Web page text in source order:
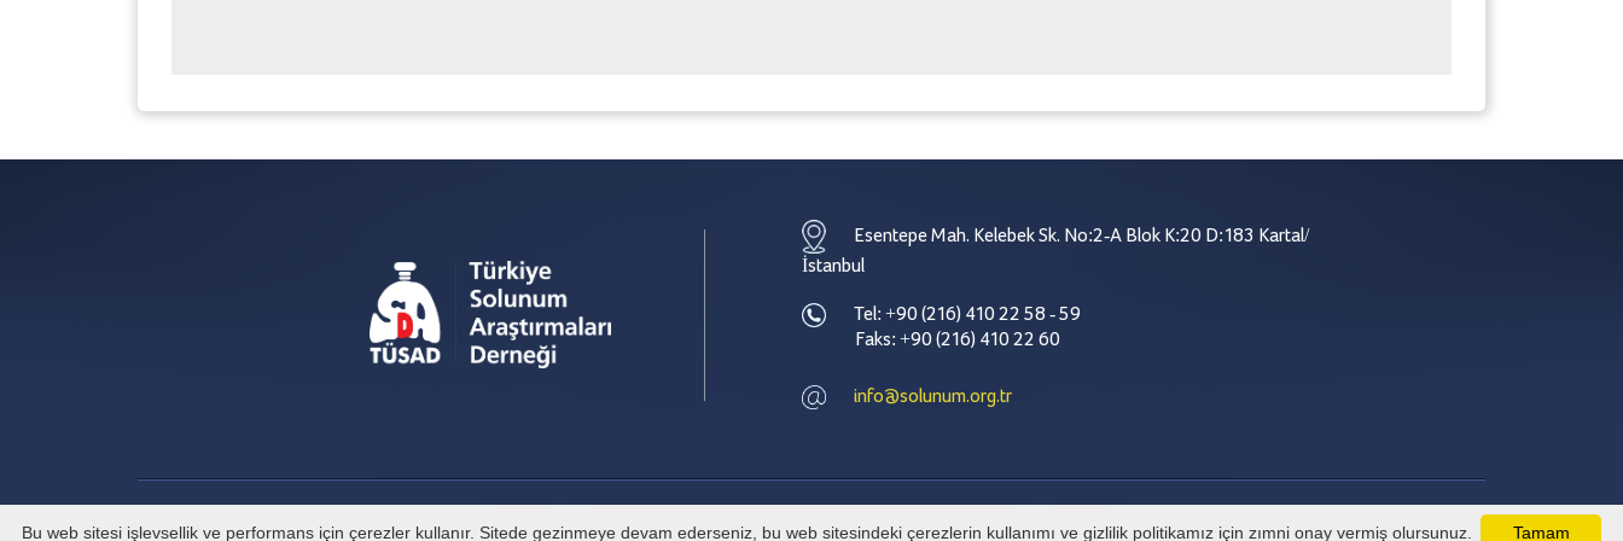
Esentepe Mah. Kelebek Sk. No:2-A Blok K:20 D:183 Kartal/
İstanbul
Tel: +90 (216) 410 22 58 - 59
Faks: +90 (216) 410 22 60
info@solunum.org.tr
Tamam
Bu web sitesi işlevsellik ve performans için çerezler kullanır. Sitede gezinmeye devam ederseniz, bu web sitesindeki çerezlerin kullanımı ve gizlilik politikamız için zımni onay vermiş olursunuz.